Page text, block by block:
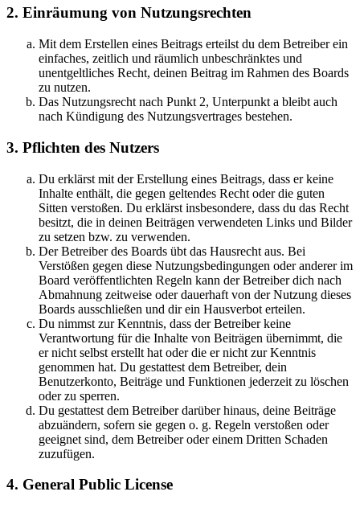
2. Einräumung von Nutzungsrechten
Mit dem Erstellen eines Beitrags erteilst du dem Betreiber ein
einfaches, zeitlich und räumlich unbeschränktes und
unentgeltliches Recht, deinen Beitrag im Rahmen des Boards
zu nutzen.
Das Nutzungsrecht nach Punkt 2, Unterpunkt a bleibt auch
nach Kündigung des Nutzungsvertrages bestehen.
3. Pflichten des Nutzers
Du erklärst mit der Erstellung eines Beitrags, dass er keine
Inhalte enthält, die gegen geltendes Recht oder die guten
Sitten verstoßen. Du erklärst insbesondere, dass du das Recht
besitzt, die in deinen Beiträgen verwendeten Links und Bilder
zu setzen bzw. zu verwenden.
Der Betreiber des Boards übt das Hausrecht aus. Bei
Verstößen gegen diese Nutzungsbedingungen oder anderer im
Board veröffentlichten Regeln kann der Betreiber dich nach
Abmahnung zeitweise oder dauerhaft von der Nutzung dieses
Boards ausschließen und dir ein Hausverbot erteilen.
Du nimmst zur Kenntnis, dass der Betreiber keine
Verantwortung für die Inhalte von Beiträgen übernimmt, die
er nicht selbst erstellt hat oder die er nicht zur Kenntnis
genommen hat. Du gestattest dem Betreiber, dein
Benutzerkonto, Beiträge und Funktionen jederzeit zu löschen
oder zu sperren.
Du gestattest dem Betreiber darüber hinaus, deine Beiträge
abzuändern, sofern sie gegen o. g. Regeln verstoßen oder
geeignet sind, dem Betreiber oder einem Dritten Schaden
zuzufügen.
4. General Public License